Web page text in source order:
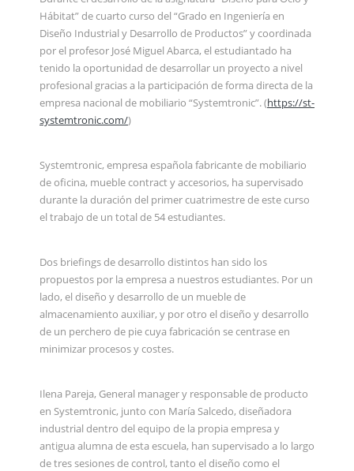
Hábitat” de cuarto curso del “Grado en Ingeniería en
Diseño Industrial y Desarrollo de Productos” y coordinada
por el profesor José Miguel Abarca, el estudiantado ha
tenido la oportunidad de desarrollar un proyecto a nivel
profesional gracias a la participación de forma directa de la
empresa nacional de mobiliario “Systemtronic”. (https://st-
systemtronic.com/)
Systemtronic, empresa española fabricante de mobiliario
de oficina, mueble contract y accesorios, ha supervisado
durante la duración del primer cuatrimestre de este curso
el trabajo de un total de 54 estudiantes.
Dos briefings de desarrollo distintos han sido los
propuestos por la empresa a nuestros estudiantes. Por un
lado, el diseño y desarrollo de un mueble de
almacenamiento auxiliar, y por otro el diseño y desarrollo
de un perchero de pie cuya fabricación se centrase en
minimizar procesos y costes.
Ilena Pareja, General manager y responsable de producto
en Systemtronic, junto con María Salcedo, diseñadora
industrial dentro del equipo de la propia empresa y
antigua alumna de esta escuela, han supervisado a lo largo
de tres sesiones de control, tanto el diseño como el